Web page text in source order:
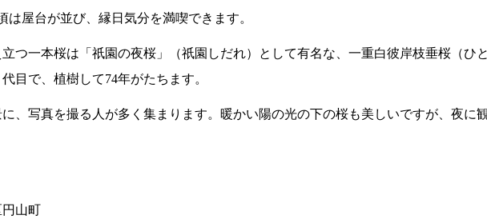
は屋台が並び、縁日気分を満喫できます。
つ一本桜は「祇園の夜桜」（祇園しだれ）として有名な、一重白彼岸枝垂桜（ひ
目で、植樹して74年がたちます。
、写真を撮る人が多く集まります。暖かい陽の光の下の桜も美しいですが、夜に
山町